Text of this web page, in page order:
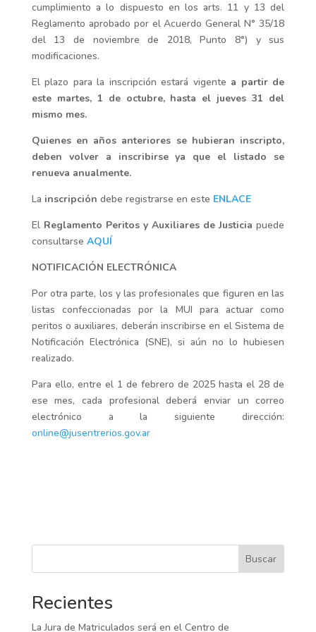
cumplimiento a lo dispuesto en los arts. 11 y 13 del
Reglamento aprobado por el Acuerdo General N° 35/18
del 13 de noviembre de 2018, Punto 8°) y sus
modificaciones.
El plazo para la inscripción estará vigente a partir de
este martes, 1 de octubre, hasta el jueves 31 del
mismo mes.
Quienes en años anteriores se hubieran inscripto,
deben volver a inscribirse ya que el listado se
renueva anualmente.
La inscripción debe registrarse en este ENLACE
El Reglamento Peritos y Auxiliares de Justicia puede
consultarse AQUÍ
NOTIFICACIÓN ELECTRÓNICA
Por otra parte, los y las profesionales que figuren en las
listas confeccionadas por la MUI para actuar como
peritos o auxiliares, deberán inscribirse en el Sistema de
Notificación Electrónica (SNE), si aún no lo hubiesen
realizado.
Para ello, entre el 1 de febrero de 2025 hasta el 28 de
ese mes, cada profesional deberá enviar un correo
electrónico a la siguiente dirección:
online@jusentrerios.gov.ar
Buscar
Recientes
La Jura de Matriculados será en el Centro de